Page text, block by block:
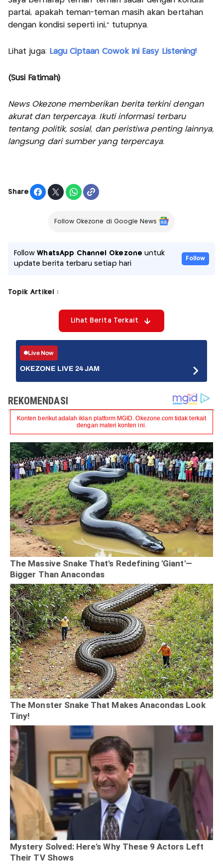
partai, apakah teman-teman masih akan bertahan
dengan kondisi seperti ini," tutupnya.
Lihat juga: Lagu Ciptaan Cowok Ini Easy Listening!
(Susi Fatimah)
News Okezone memberikan berita terkini dengan
akurat dan terpercaya. Ikuti informasi terbaru
tentang politik, sosial, dan peristiwa penting lainnya,
langsung dari sumber yang terpercaya.
Share
Follow Okezone di Google News
FollowWhatsApp Channel Okezone untuk
update berita terbaru setiap hari
Follow
Topik Artikel :
Lihat Berita Terkait
Live Now
OKEZONE LIVE 24 JAM